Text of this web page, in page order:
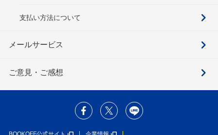
支払い方法について
メールサービス
ご意見・ご感想